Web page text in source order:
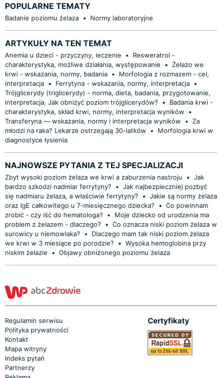
POPULARNE TEMATY
Badanie poziomu żelaza • Normy laboratoryjne
ARTYKUŁY NA TEN TEMAT
Anemia u dzieci - przyczyny, leczenie •
Resweratrol -
charakterystyka, możliwe działania, występowanie
• Żelazo we
krwi - wskazania, normy, badania •
Morfologia z rozmazem - cel,
interpretacja • Ferrytyna - wskazania, normy, interpretacja •
Trójglicerydy (triglicerydy) - norma, dieta, badania, przygotowanie,
interpretacja. Jak obniżyć poziom trójglicerydów?
•
Badania krwi -
charakterystyka, skład krwi, normy, interpretacja wyników
•
Transferyna — wskazania, normy i interpretacja wyników
• Za
młodzi na raka? Lekarze ostrzegają 30-latków
•
Morfologia krwi w
diagnostyce łysienia
NAJNOWSZE PYTANIA Z TEJ SPECJALIZACJI
Zbyt wysoki poziom żelaza we krwi a zaburzenia nastroju • Jak
bardzo szkodzi nadmiar ferrytyny?
• Jak najbezpieczniej pozbyć
się nadmiaru żelaza, a właściwie ferrytyny?
• Jakie są normy żelaza
oraz IgE całkowitego u 7-miesięcznego dziecka?
• Co powinnam
zrobić - czy iść do hematologa?
•
Moje dziecko od urodzenia ma
problem z żelazem - dlaczego?
• Co oznacza niski poziom żelaza w
surowicy u niemowlaka?
•
Dlaczego mam tak niski poziom żelaza
we krwi w 3 miesiące po porodzie?
• Wysoka hemoglobina przy
niskim żelazie
• Objawy obniżonego poziomu żelaza
Regulamin serwisu
Polityka prywatności
Kontakt
Mapa witryny
Indeks pytań
Partnerzy
Certyfikaty